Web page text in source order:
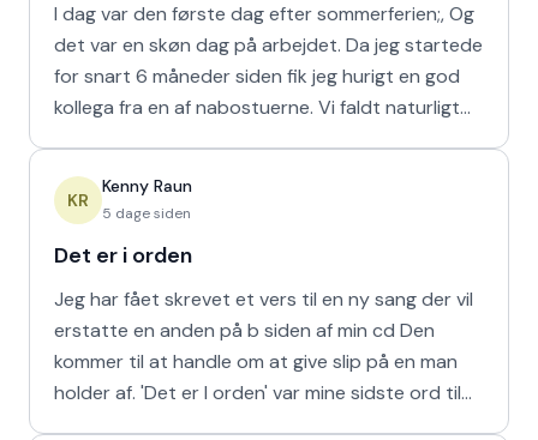
I dag var den første dag efter sommerferien;, Og
det var en skøn dag på arbejdet. Da jeg startede
for snart 6 måneder siden fik jeg hurigt en god
kollega fra en af nabostuerne. Vi faldt naturligt
KR
Kenny Raun
5 dage siden
Det er i orden
Jeg har fået skrevet et vers til en ny sang der vil
erstatte en anden på b siden af min cd Den
kommer til at handle om at give slip på en man
holder af. 'Det er I orden' var mine sidste ord til